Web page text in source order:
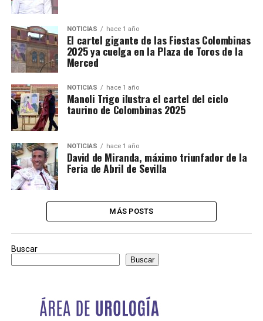
NOTICIAS hace 1 año
El cartel gigante de las Fiestas Colombinas
2025 ya cuelga en la Plaza de Toros de la
Merced
NOTICIAS hace 1 año
Manoli Trigo ilustra el cartel del ciclo
taurino de Colombinas 2025
NOTICIAS hace 1 año
David de Miranda, máximo triunfador de la
Feria de Abril de Sevilla
MÁS POSTS
Buscar
Buscar